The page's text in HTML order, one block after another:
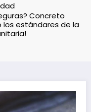
Concreto
los estándares de la